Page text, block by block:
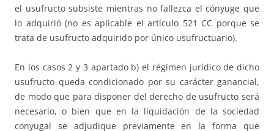
el usufructo subsiste mientras no fallezca el cónyuge que
lo adquirió (no es aplicable el artículo 521 CC porque se
trata de usufructo adquirido por único usufructuario).
En los casos 2 y 3 apartado b) el régimen jurídico de dicho
usufructo queda condicionado por su carácter ganancial,
de modo que para disponer del derecho de usufructo será
necesario, o bien que en la liquidación de la sociedad
conyugal se adjudique previamente en la forma que